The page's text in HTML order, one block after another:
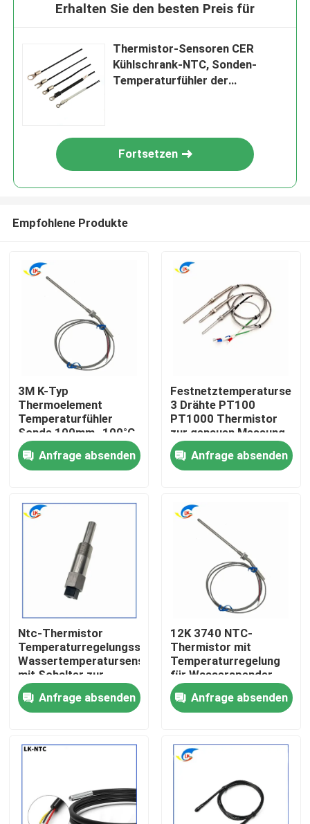
Zu Hause
Produkte
Videos
Werksbesichtigung
Qualitätskontrolle
Kontakt mit uns
Ptc-Thermistor
Erhalten Sie den besten Preis für
Thermistor-Sensoren CER
Kühlschrank-NTC, Sonden-
Temperaturfühler der
Fortsetzen
Empfohlene Produkte
3M K-Typ
Thermoelement
Temperaturfühler
Sonde 100mm -100°C
bis 1250°C Bereich
Anfrage absenden
3 Drähte PT100
PT1000 Thermistor
zur genauen Messung
Anfrage absenden
Ntc-Thermistor
Temperaturregelungsschalter
Wassertemperatursensor
mit Schalter zur
Temperaturregulierung
Anfrage absenden
12K 3740 NTC-
Thermistor mit
Temperaturregelung
für Wasserspender,
Boiler,
Sensor
Anfrage absenden